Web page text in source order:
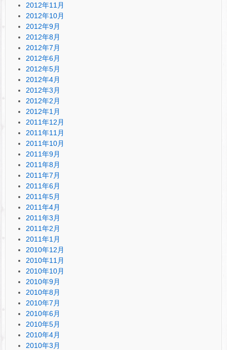
2012年11月
2012年10月
2012年9月
2012年8月
2012年7月
2012年6月
2012年5月
2012年4月
2012年3月
2012年2月
2012年1月
2011年12月
2011年11月
2011年10月
2011年9月
2011年8月
2011年7月
2011年6月
2011年5月
2011年4月
2011年3月
2011年2月
2011年1月
2010年12月
2010年11月
2010年10月
2010年9月
2010年8月
2010年7月
2010年6月
2010年5月
2010年4月
2010年3月